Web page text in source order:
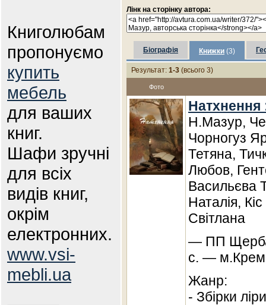
Книголюбам
пропонуємо
купить
мебель
для ваших
книг.
Шафи зручні
для всіх
видів книг,
окрім
електронних.
www.vsi-
mebli.ua
Лінк на сторінку автора:
Біографія Книжки (3)
Результат: 1-3 (всього 3)
Фото
Натхнення
Н.Мазур,
Чорногуз
Тетяна,
Любов,
Васильєва
Наталія,
Світлана
— ПП
с. —
Жанр:
- Збірки